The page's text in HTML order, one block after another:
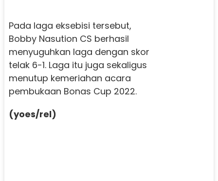
Pada laga eksebisi tersebut,
Bobby Nasution CS berhasil
menyuguhkan laga dengan skor
telak 6-1. Laga itu juga sekaligus
menutup kemeriahan acara
pembukaan Bonas Cup 2022.
(yoes/rel)